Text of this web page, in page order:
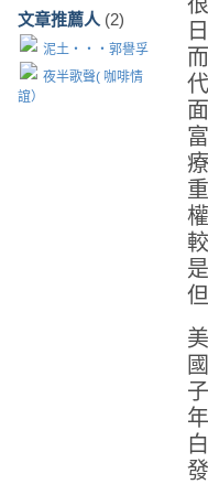
文章推薦人 (2)
泥土‧‧‧郭譽孚
夜半歌聲( 咖啡情
誼）